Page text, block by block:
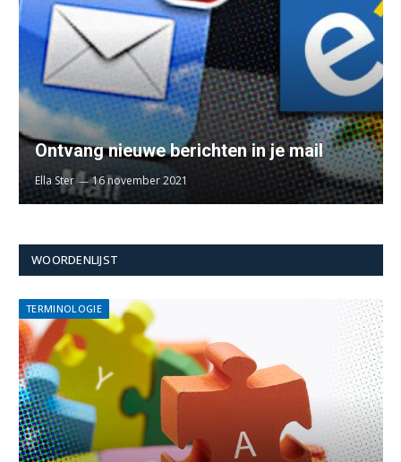
Ontvang nieuwe berichten in je mail
Ella Ster 16 november 2021
WOORDENLIJST
TERMINOLOGIE